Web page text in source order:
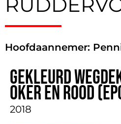
Hoofdaannemer:
Gekleurd
oker en rood
2018